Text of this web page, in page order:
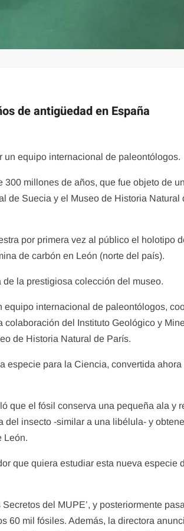
de antigüedad en España
equipo internacional de paleontólogos.
millones de años, que fue objeto de
de Suecia y el Museo de Historia Natural
por primera vez al público el holotipo
de carbón en León (norte del país).
la prestigiosa colección del museo.
internacional de paleontólogos,
del Instituto Geológico y
de Historia Natural de París.
especie para la Ciencia, convertida
que el fósil conserva una pequeña ala y
insecto -similar a una libélula- y
León.
que quiera estudiar esta nueva especie
del MUPE’, y posteriormente
60 mil fósiles. Además, la directora